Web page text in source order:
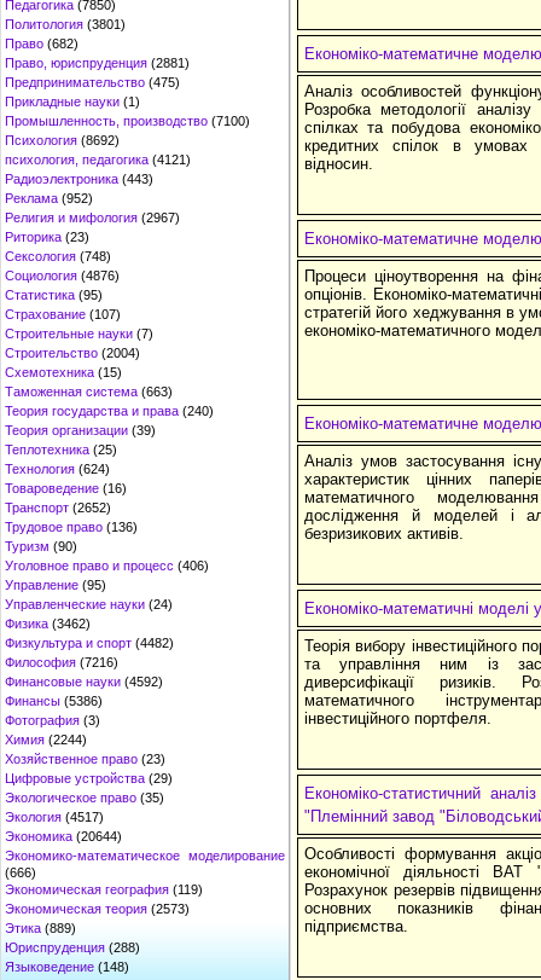
Педагогика (7850)
Политология (3801)
Право (682)
Право, юриспруденция (2881)
Предпринимательство (475)
Прикладные науки (1)
Промышленность, производство (7100)
Психология (8692)
психология, педагогика (4121)
Радиоэлектроника (443)
Реклама (952)
Религия и мифология (2967)
Риторика (23)
Сексология (748)
Социология (4876)
Статистика (95)
Страхование (107)
Строительные науки (7)
Строительство (2004)
Схемотехника (15)
Таможенная система (663)
Теория государства и права (240)
Теория организации (39)
Теплотехника (25)
Технология (624)
Товароведение (16)
Транспорт (2652)
Трудовое право (136)
Туризм (90)
Уголовное право и процесс (406)
Управление (95)
Управленческие науки (24)
Физика (3462)
Физкультура и спорт (4482)
Философия (7216)
Финансовые науки (4592)
Финансы (5386)
Фотография (3)
Химия (2244)
Хозяйственное право (23)
Цифровые устройства (29)
Экологическое право (35)
Экология (4517)
Экономика (20644)
Экономико-математическое моделирование
(666)
Экономическая география (119)
Экономическая теория (2573)
Этика (889)
Юриспруденция (288)
Языковедение (148)
Економіко-математичне
Аналіз особливостей
Розробка методології
спілках та побудова
кредитних спілок в умовах
відносин.
Економіко-математичне
Процеси ціноутворення на
опціонів. Економіко-
стратегій його хеджування в
економіко-математичного
Економіко-математичне
Аналіз умов застосування
характеристик цінних
математичного
дослідження й моделей і
безризикових активів.
Економіко-математичні моделі
Теорія вибору інвестиційного
та управління ним із
диверсифікації ризиків.
математичного
інвестиційного портфеля.
Економіко-статистичний
"Племінний завод
Особливості формування
економічної діяльності
Розрахунок резервів
основних показників
підприємства.